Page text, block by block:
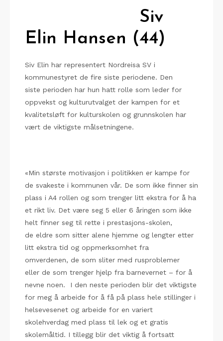
Siv
Elin Hansen (44)
Siv Elin har representert Nordreisa SV i
kommunestyret de fire siste periodene. Den
siste perioden har hun hatt rolle som leder for
oppvekst og kulturutvalget der kampen for et
kvalitetsløft for kulturskolen og grunnskolen har
vært de viktigste målsetningene.
«Min største motivasjon i politikken er kampe for
de svakeste i kommunen vår. De som ikke finner sin
plass i A4 rollen og som trenger litt ekstra for å ha
et rikt liv. Det være seg 5 eller 6 åringen som ikke
helt finner seg til rette i prestasjons-skolen,
de eldre som sitter alene hjemme og lengter etter
litt ekstra tid og oppmerksomhet fra
omverdenen, de som sliter med rusproblemer
eller de som trenger hjelp fra barnevernet – for å
nevne noen. I den neste perioden blir det viktigste
for meg å arbeide for å få på plass hele stillinger i
helsevesenet og arbeide for en variert
skolehverdag med plass til lek og et gratis
skolemåltid. I tillegg blir det viktig å fortsatt